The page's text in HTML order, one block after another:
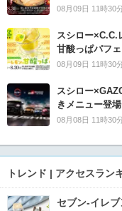
08月09日 11時30
スシロー×C.C.
甘酸っぱパフ
08月09日 11時30
スシロー
きメニュー登場
08月08日 11時30
トレンド | アクセスラン
セブン‐イレ